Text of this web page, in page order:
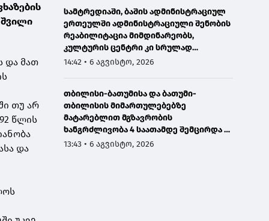
და მათ
თუ არ
წლის
და
სამტრედიაში, ბაშის ადმინისტრაციულ
ერთეულში ადმინისტრაციული შენობის
რეაბილიტაცია მიმდინარეობს,
კულტურის ცენტრი კი სრულად
განახლდა
14:42 • 6 აგვისტო, 2026
თბილისი-ბათუმისა და ბათუმი-
თბილისის მიმართულებებზე
მატარებლით მგზავრობის
ხანგრძლივობა 4 საათამდე შემცირდა -
თბილისი-ბათუმი-თბილისის
13:43 • 6 აგვისტო, 2026